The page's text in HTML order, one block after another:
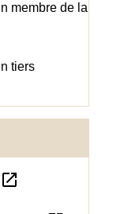
membre de la
tiers
open_in_new